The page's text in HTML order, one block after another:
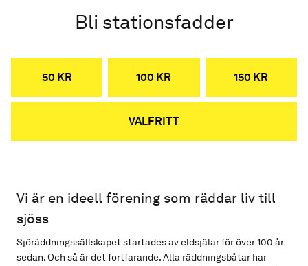
Bli stationsfadder
50 KR 100 KR 150 KR
VALFRITT
Vi är en ideell förening som räddar liv till
sjöss
Sjöräddningssällskapet startades av eldsjälar för över 100 år
sedan. Och så är det fortfarande. Alla räddningsbåtar har